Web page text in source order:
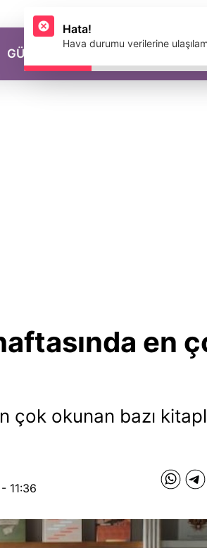
GÜZELLİK
en
çok okunan bazı
11:36
Hata!
Hava durumu verilerine